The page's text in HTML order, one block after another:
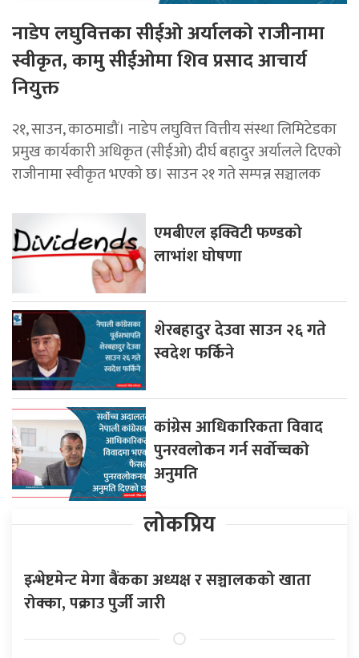
नाडेप लघुवित्तका सीईओ अर्यालको राजीनामा
स्वीकृत, कामु सीईओमा शिव प्रसाद आचार्य
नियुक्त
२१, साउन, काठमाडौं। नाडेप लघुवित्त वित्तीय संस्था लिमिटेडका
प्रमुख कार्यकारी अधिकृत (सीईओ) दीर्घ बहादुर अर्यालले दिएको
राजीनामा स्वीकृत भएको छ। साउन २१ गते सम्पन्न सञ्चालक
एमबीएल इक्विटी फण्डको
लाभांश घोषणा
शेरबहादुर देउवा साउन २६ गते
स्वदेश फर्किने
कांग्रेस आधिकारिकता विवाद
पुनरवलोकन गर्न सर्वोच्चको
अनुमति
लोकप्रिय
इन्भेष्टमेन्ट मेगा बैंकका अध्यक्ष र सञ्चालकको खाता
रोक्का, पक्राउ पुर्जी जारी